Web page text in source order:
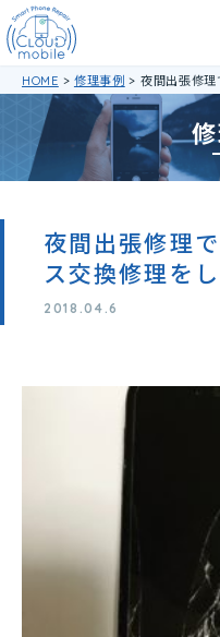
HOME > 修理事例 > 夜間出張修理
夜間出張修理
ス交換修理をし
2018.04.6